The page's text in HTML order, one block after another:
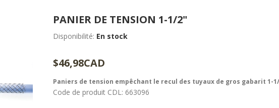
PANIER DE TENSION 1-1/2"
Disponibilité: En stock
$46,98CAD
Paniers de tension empêchant le recul des tuyaux de gros gabarit 1-
Code de produit CDL: 663096